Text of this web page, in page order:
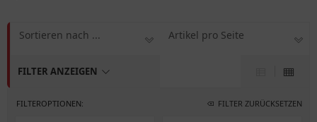
FILTER ANZEIGEN
Sortieren nach ... Artikel pro Seite
FILTEROPTIONEN: FILTER ZURÜCKSETZEN